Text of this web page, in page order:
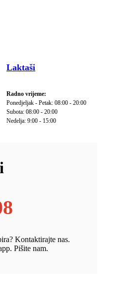
Laktaši
Radno vrijeme:
Ponedjeljak - Petak: 08:00 - 20:00
Subota: 08:00 - 20:00
Nedelja: 9:00 - 15:00
Kontaktirajte nas.
Pišite nam.